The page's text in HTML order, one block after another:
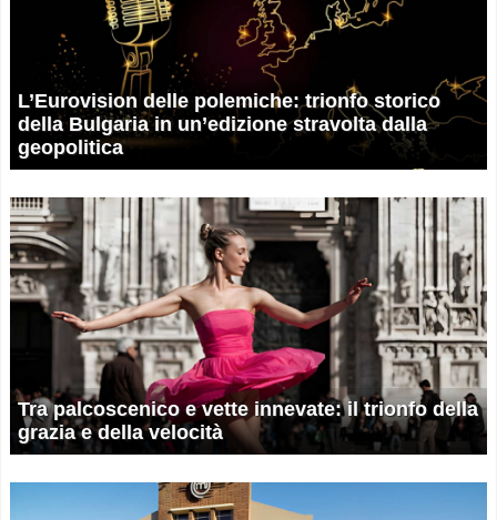
L’Eurovision delle polemiche: trionfo storico
della Bulgaria in un’edizione stravolta dalla
geopolitica
Tra palcoscenico e vette innevate: il trionfo della
grazia e della velocità